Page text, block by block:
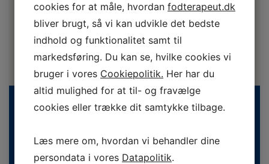
cookies for at måle, hvordan fodterapeut.dk
bliver brugt, så vi kan udvikle det bedste
indhold og funktionalitet samt til
markedsføring. Du kan se, hvilke cookies vi
bruger i vores Cookiepolitik. Her har du
altid mulighed for at til- og fravælge
cookies eller trække dit samtykke tilbage.
Læs mere om, hvordan vi behandler dine
persondata i vores Datapolitik.